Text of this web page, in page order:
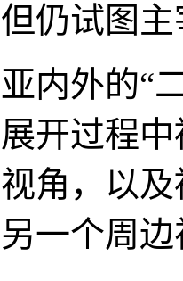
仍试图
内外的“
开过程
角，以
一个周